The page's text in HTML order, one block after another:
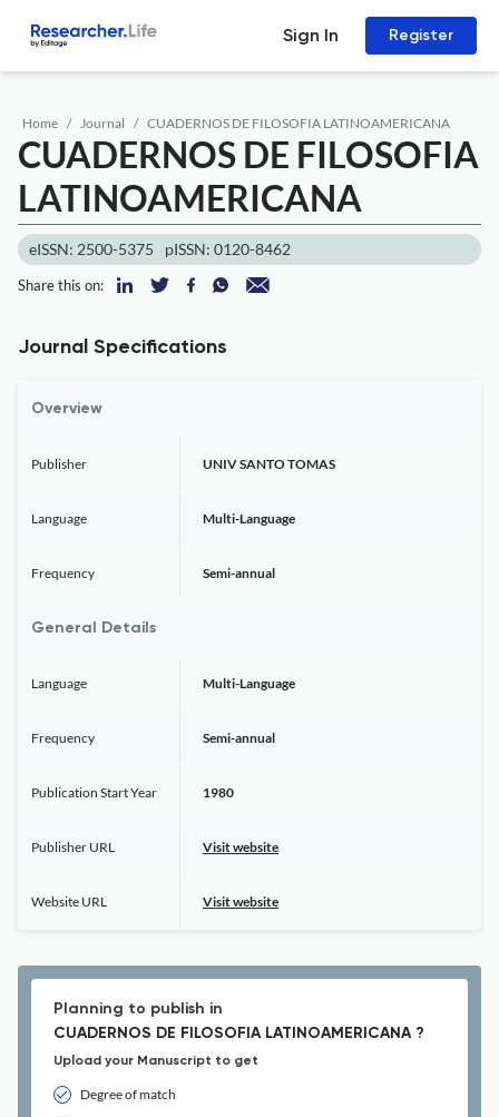
Sign In Register
Home Journal CUADERNOS DE FILOSOFIA LATINOAMERICANA
CUADERNOS DE FILOSOFIA
LATINOAMERICANA
eISSN: 2500-5375 pISSN: 0120-8462
Share this on:
Journal Specifications
Overview
Publisher UNIV SANTO TOMAS
Language Multi-Language
Frequency Semi-annual
General Details
Language Multi-Language
Frequency Semi-annual
Publication Start Year 1980
Publisher URL Visit website
Website URL Visit website
Planning to publish in
CUADERNOS DE FILOSOFIA LATINOAMERICANA ?
Upload your Manuscript to get
Degree of match